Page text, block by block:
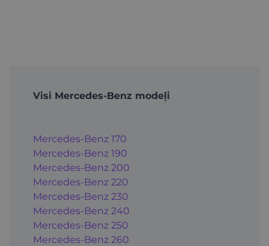
Visi Mercedes-Benz modeļi
Mercedes-Benz 170
Mercedes-Benz 190
Mercedes-Benz 200
Mercedes-Benz 220
Mercedes-Benz 230
Mercedes-Benz 240
Mercedes-Benz 250
Mercedes-Benz 260